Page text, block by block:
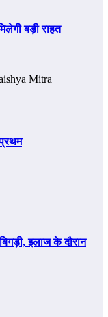
बड़ी राहत
इलाज के दौरान